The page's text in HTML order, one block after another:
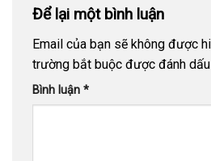
Để lại một bình luận
Email của bạn sẽ không được
trường bắt buộc được đánh dấu
Bình luận *